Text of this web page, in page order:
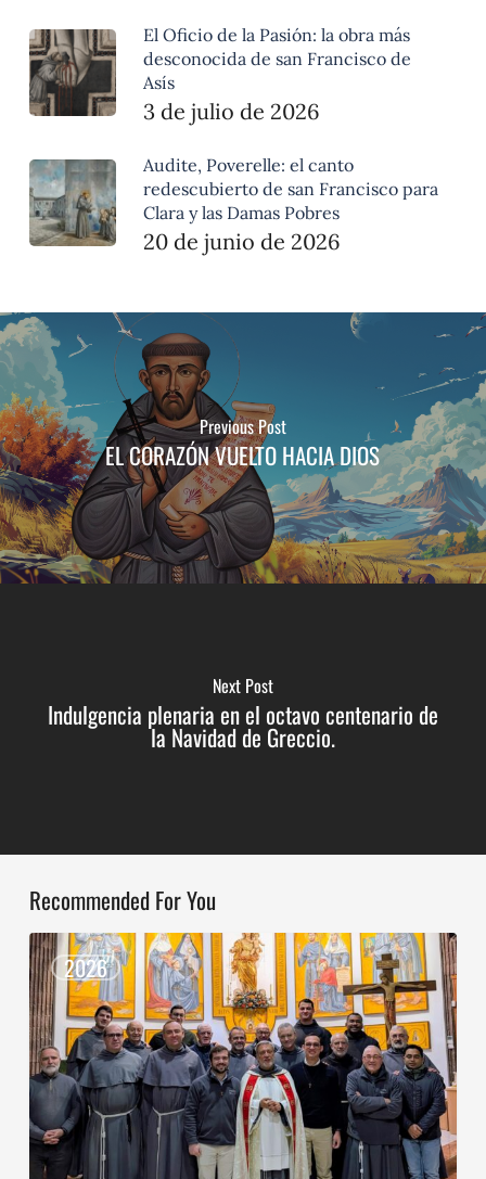
El Oficio de la Pasión: la obra más
desconocida de san Francisco de
Asís
3 de julio de 2026
Audite, Poverelle: el canto
redescubierto de san Francisco para
Clara y las Damas Pobres
20 de junio de 2026
Previous Post
EL CORAZÓN VUELTO HACIA DIOS
Next Post
Indulgencia plenaria en el octavo centenario de
la Navidad de Greccio.
Recommended For You
2026
Dos
nuevos
postulantes
en
la
casa
de
San
Francisco